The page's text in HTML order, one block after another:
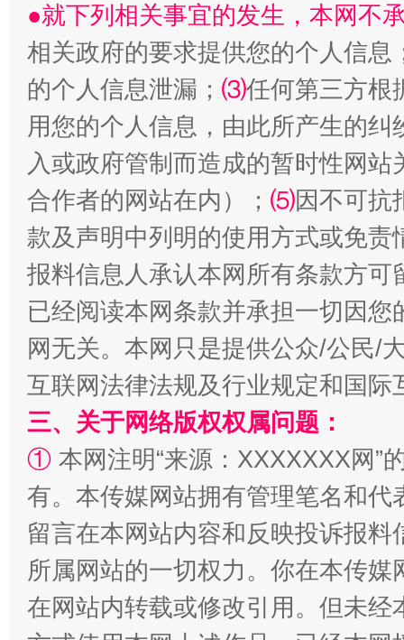
受贿1.44亿！段成刚被判无期 从幼
全民健身五年计划来了！等你上场
●就下列相关事宜的发生，本网不
相关政府的要求提供您的个人信息
的个人信息泄漏； ⑶任何第三方根
用您的个人信息，由此所产生的纠
入或政府管制而造成的暂时性网
合作者的网站在内）； ⑸因不可抗
款及声明中列明的使用方式或免责
报料信息人承认本网所有条款方
已经阅读本网条款并承担一切因
网无关。本网只是提供公众/公民/
互联网法律法规及行业规定和国
三、关于网络版权权属问题：
① 本网注明“来源：XXXXXXX网”
有。本传媒网站拥有管理笔名和
留言在本网站内容和反映投诉报
所属网站的一切权力。你在本传
在网站内转载或修改引用。但未